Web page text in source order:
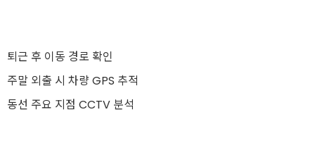
퇴근 후 이동 경로 확인
주말 외출 시 차량 GPS 추적
동선 주요 지점 CCTV 분석